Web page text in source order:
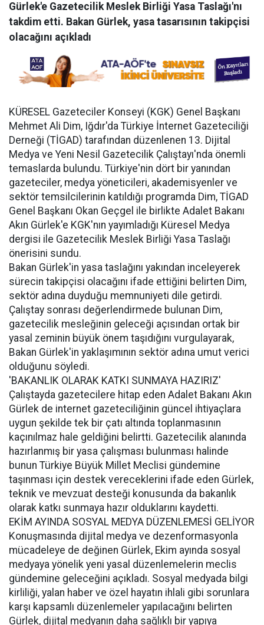
Gürlek'e Gazetecilik Meslek Birliği Yasa Taslağı'nı
takdim etti. Bakan Gürlek, yasa tasarısının takipçisi
olacağını açıkladı
KÜRESEL Gazeteciler Konseyi (KGK) Genel Başkanı
Mehmet Ali Dim, Iğdır'da Türkiye İnternet Gazeteciliği
Derneği (TİGAD) tarafından düzenlenen 13. Dijital
Medya ve Yeni Nesil Gazetecilik Çalıştayı'nda önemli
temaslarda bulundu. Türkiye'nin dört bir yanından
gazeteciler, medya yöneticileri, akademisyenler ve
sektör temsilcilerinin katıldığı programda Dim, TİGAD
Genel Başkanı Okan Geçgel ile birlikte Adalet Bakanı
Akın Gürlek'e KGK'nın yayımladığı Küresel Medya
dergisi ile Gazetecilik Meslek Birliği Yasa Taslağı
önerisini sundu.
Bakan Gürlek'in yasa taslağını yakından inceleyerek
sürecin takipçisi olacağını ifade ettiğini belirten Dim,
sektör adına duyduğu memnuniyeti dile getirdi.
Çalıştay sonrası değerlendirmede bulunan Dim,
gazetecilik mesleğinin geleceği açısından ortak bir
yasal zeminin büyük önem taşıdığını vurgulayarak,
Bakan Gürlek'in yaklaşımının sektör adına umut verici
olduğunu söyledi.
'BAKANLIK OLARAK KATKI SUNMAYA HAZIRIZ'
Çalıştayda gazetecilere hitap eden Adalet Bakanı Akın
Gürlek de internet gazeteciliğinin güncel ihtiyaçlara
uygun şekilde tek bir çatı altında toplanmasının
kaçınılmaz hale geldiğini belirtti. Gazetecilik alanında
hazırlanmış bir yasa çalışması bulunması halinde
bunun Türkiye Büyük Millet Meclisi gündemine
taşınması için destek vereceklerini ifade eden Gürlek,
teknik ve mevzuat desteği konusunda da bakanlık
olarak katkı sunmaya hazır olduklarını kaydetti.
EKİM AYINDA SOSYAL MEDYA DÜZENLEMESİ GELİYOR
Konuşmasında dijital medya ve dezenformasyonla
mücadeleye de değinen Gürlek, Ekim ayında sosyal
medyaya yönelik yeni yasal düzenlemelerin meclis
gündemine geleceğini açıkladı. Sosyal medyada bilgi
kirliliği, yalan haber ve özel hayatın ihlali gibi sorunlara
karşı kapsamlı düzenlemeler yapılacağını belirten
Gürlek, dijital medyanın daha sağlıklı bir yapıya